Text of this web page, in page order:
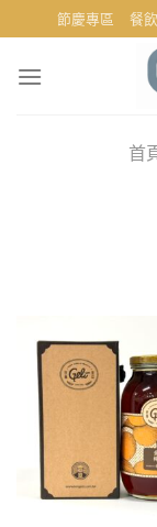
to
content
節慶專區 餐
首